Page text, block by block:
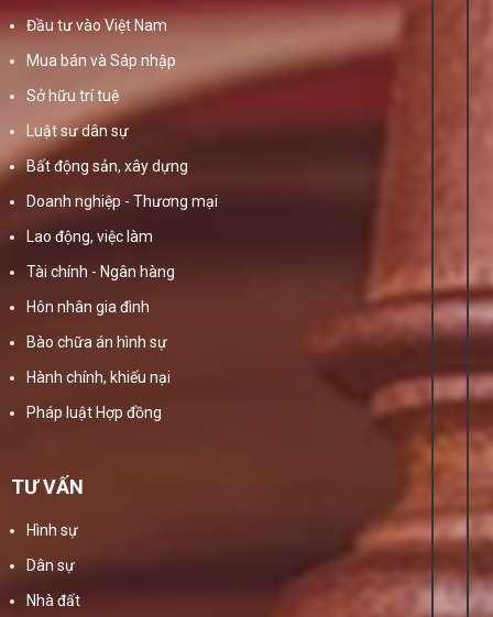
Đầu tư vào Việt Nam
Mua bán và Sáp nhập
Sở hữu trí tuệ
Luật sư dân sự
Bất động sản, xây dựng
Doanh nghiệp - Thương mại
Lao động, việc làm
Tài chính - Ngân hàng
Hôn nhân gia đình
Bào chữa án hình sự
Hành chính, khiếu nại
Pháp luật Hợp đồng
TƯ VẤN
Hình sự
Dân sự
Nhà đất